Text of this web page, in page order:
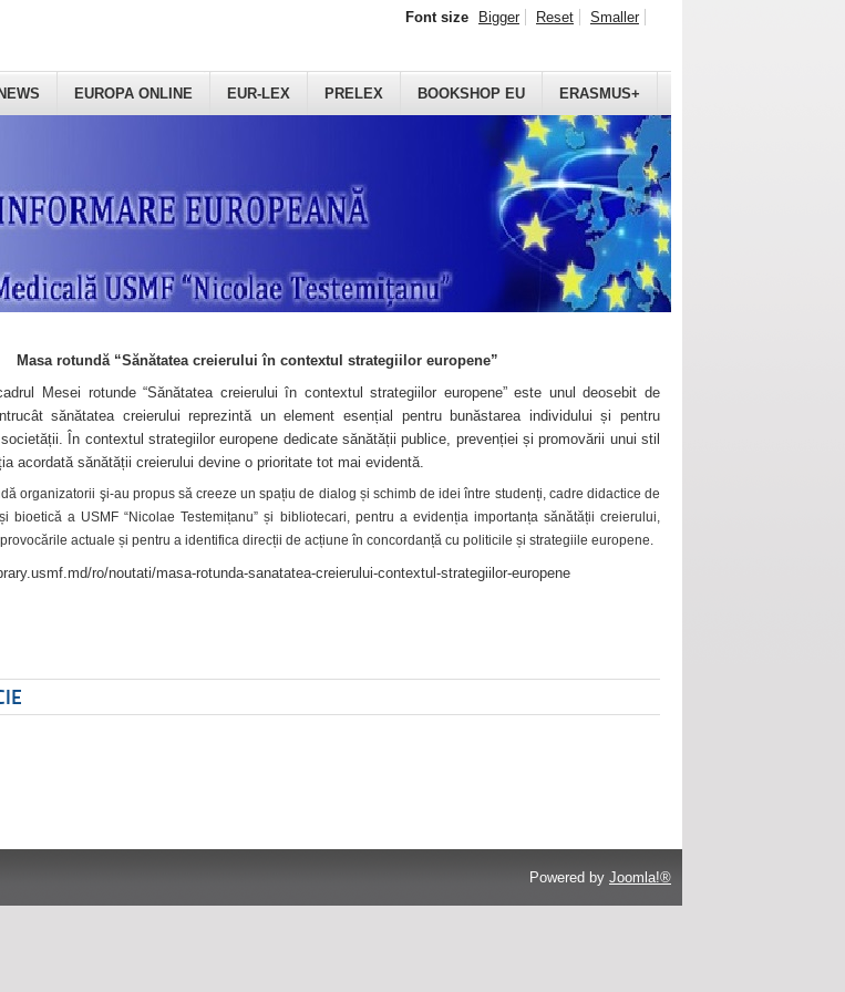
EUROPA ONLINE EUR-LEX PRELEX BOOKSHOP EU ERASMUS+
Font size Bigger Reset Smaller
Masa rotundă “Sănătatea creierului în contextul strategiilor europene”
Mesei rotunde “Sănătatea creierului în contextul strategiilor europene” este unul deosebit de
sănătatea creierului reprezintă un element esențial pentru bunăstarea individului și pentru
În contextul strategiilor europene dedicate sănătății publice, prevenției și promovării unui stil
acordată sănătății creierului devine o prioritate tot mai evidentă.
organizatorii şi-au propus să creeze un spațiu de dialog și schimb de idei între studenți, cadre didactice de
bioetică a USMF “Nicolae Testemițanu” și bibliotecari, pentru a evidenția importanța sănătății creierului,
actuale și pentru a identifica direcții de acțiune în concordanță cu politicile și strategiile europene.
ro/noutati/masa-rotunda-sanatatea-creierului-contextul-strategiilor-europene
Powered by Joomla!®